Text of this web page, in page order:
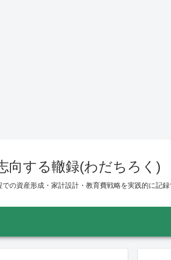
向する轍録(わだちろく)
の資産形成・家計設計・教育費戦略を実践的に記